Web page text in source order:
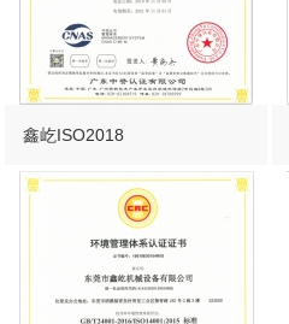
鑫屹ISO2018